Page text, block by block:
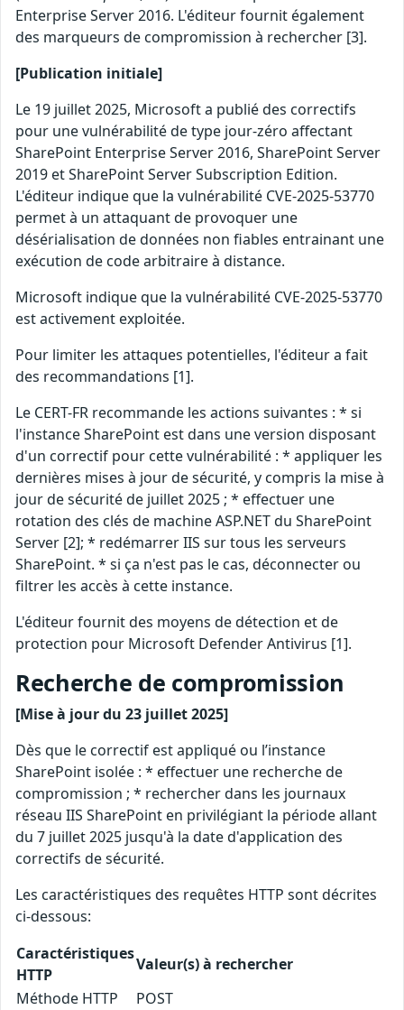
Enterprise Server 2016. L'éditeur fournit également
des marqueurs de compromission à rechercher [3].
[Publication initiale]
Le 19 juillet 2025, Microsoft a publié des correctifs
pour une vulnérabilité de type jour-zéro affectant
SharePoint Enterprise Server 2016, SharePoint Server
2019 et SharePoint Server Subscription Edition.
L'éditeur indique que la vulnérabilité CVE-2025-53770
permet à un attaquant de provoquer une
désérialisation de données non fiables entrainant une
exécution de code arbitraire à distance.
Microsoft indique que la vulnérabilité CVE-2025-53770
est activement exploitée.
Pour limiter les attaques potentielles, l'éditeur a fait
des recommandations [1].
Le CERT-FR recommande les actions suivantes : * si
l'instance SharePoint est dans une version disposant
d'un correctif pour cette vulnérabilité : * appliquer les
dernières mises à jour de sécurité, y compris la mise à
jour de sécurité de juillet 2025 ; * effectuer une
rotation des clés de machine ASP.NET du SharePoint
Server [2]; * redémarrer IIS sur tous les serveurs
SharePoint. * si ça n'est pas le cas, déconnecter ou
filtrer les accès à cette instance.
L'éditeur fournit des moyens de détection et de
protection pour Microsoft Defender Antivirus [1].
Recherche de compromission
[Mise à jour du 23 juillet 2025]
Dès que le correctif est appliqué ou l’instance
SharePoint isolée : * effectuer une recherche de
compromission ; * rechercher dans les journaux
réseau IIS SharePoint en privilégiant la période allant
du 7 juillet 2025 jusqu'à la date d'application des
correctifs de sécurité.
Les caractéristiques des requêtes HTTP sont décrites
ci-dessous:
Caractéristiques
HTTP
Valeur(s) à rechercher
Méthode HTTP
POST